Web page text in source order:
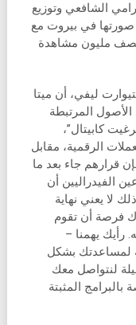
الشافعي وتوزيع
صورتها في بيروت مع
نصف مليون مشاهدة
ليفي، أن ميتا
المرتبطة
كابيتال”،
الرقمية، مقابل
فإن قرارهم جاء بعد ما
الفيدراليين أن
لا يعني نهاية
فرصة أن تقوم
رأيك يهمنا –
لمساعدتك بشكل
لنتواصل معك
المثبتة